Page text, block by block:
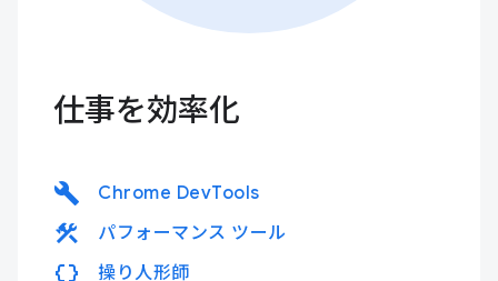
仕事を効率化
build Chrome DevTools
construction パフォーマンス ツール
data_object 操り人形師